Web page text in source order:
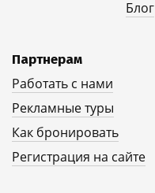
Блог
Партнерам
Работать с нами
Рекламные туры
Как бронировать
Регистрация на сайте